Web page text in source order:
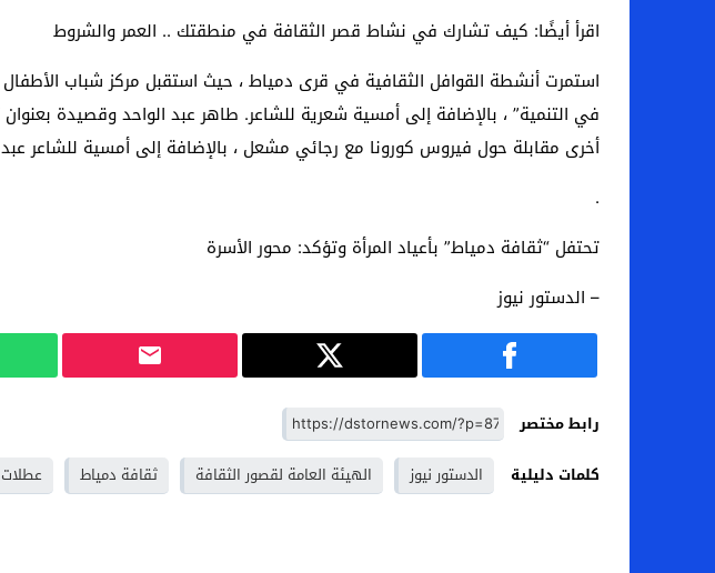
اقرأ أيضًا: كيف تشارك في نشاط قصر الثقافة في منطقتك .. العمر والشروط
استمرت أنشطة القوافل الثقافية في قرى دمياط ، حيث استقبل مركز شباب
في التنمية” ، بالإضافة إلى أمسية شعرية للشاعر. طاهر عبد الواحد وقصيدة
أخرى مقابلة حول فيروس كورونا مع رجائي مشعل ، بالإضافة إلى أمسية للشاعر
.
تحتفل “ثقافة دمياط” بأعياد المرأة وتؤكد: محور الأسرة
– الدستور نيوز
رابط مختصر
كلمات دليلية
الدستور نيوز الهيئة العامة لقصور الثقافة ثقافة دمياط عطلات